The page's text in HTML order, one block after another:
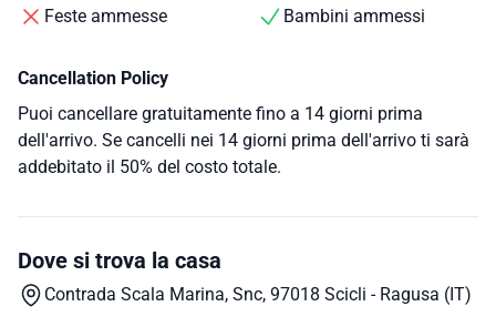
Feste ammesse Bambini ammessi
Cancellation Policy
Puoi cancellare gratuitamente fino a 14 giorni prima
dell'arrivo. Se cancelli nei 14 giorni prima dell'arrivo ti sarà
addebitato il 50% del costo totale.
Dove si trova la casa
Contrada Scala Marina, Snc, 97018 Scicli - Ragusa (IT)